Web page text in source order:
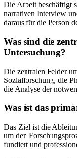
Die Arbeit beschäftigt
narrativen Interview
daraus für die Person
Was sind die
Untersuchung?
Die zentralen Felder
Sozialforschung, die
die Analyse der
Was ist das
Das Ziel ist die
um den
fundiert und